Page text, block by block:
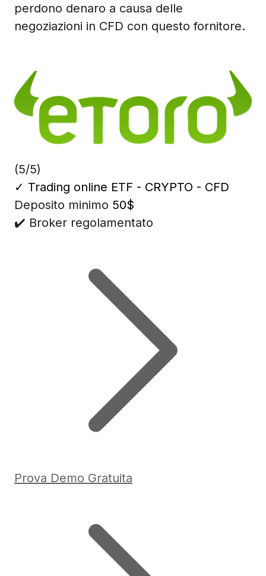
perdono denaro a causa delle
negoziazioni in CFD con questo fornitore.
(5/5)
✓ Trading online ETF - CRYPTO - CFD
Deposito minimo 50$
✔️ Broker regolamentato
Prova Demo Gratuita